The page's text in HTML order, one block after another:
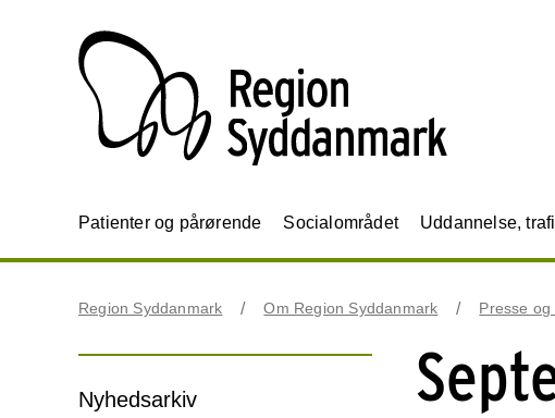
Patienter og pårørende Socialområdet Uddannelse,
Region Syddanmark Om Region Syddanmark Presse
Nyhedsarkiv